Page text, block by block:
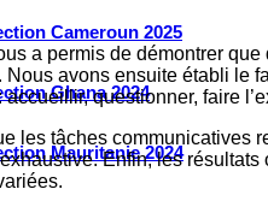
Cameroun 2025
Ghana 2024
Mauritanie 2024
a permis de démontrer
Nous avons ensuite établi le
accueillir, questionner, faire
les tâches communicatives
Enfin, les